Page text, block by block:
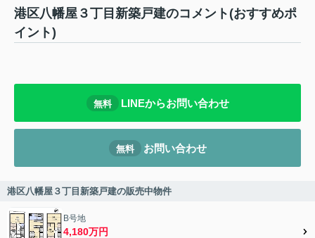
港区八幡屋３丁目新築戸建のコメント(おすすめポ
イント)
無料 LINEからお問い合わせ
無料 お問い合わせ
港区八幡屋３丁目新築戸建の販売中物件
B号地
4,180万円